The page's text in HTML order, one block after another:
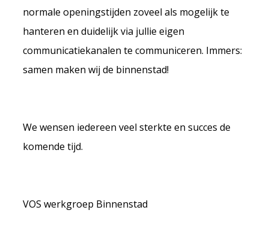
normale openingstijden zoveel als mogelijk te
hanteren en duidelijk via jullie eigen
communicatiekanalen te communiceren. Immers:
samen maken wij de binnenstad!
We wensen iedereen veel sterkte en succes de
komende tijd.
VOS werkgroep Binnenstad